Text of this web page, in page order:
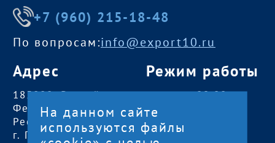
+7 (960) 215-18-48
По вопросам:info@export10.ru
Адрес
185000, Российская
Федерация,
Республика Карелия
г. Петрозаводск,
Режим работы
пн — чт:09:00 —
18:00
пт:09:00 — 17:00
обед с 13:00 до
На данном сайте
используются файлы